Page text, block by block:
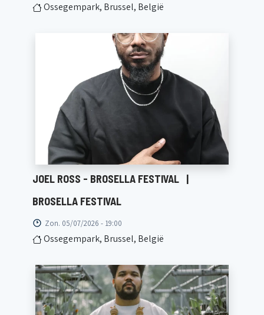
Ossegempark, Brussel, België
JOEL ROSS - BROSELLA FESTIVAL |
BROSELLA FESTIVAL
Zon. 05/07/2026 - 19:00
Ossegempark, Brussel, België